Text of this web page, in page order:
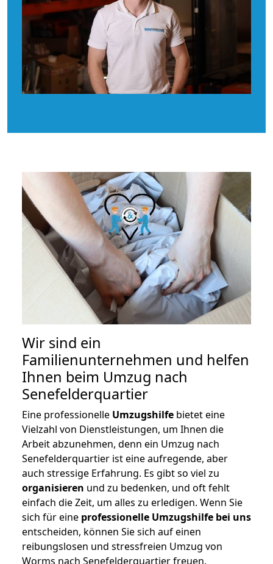
Wir sind ein
Familienunternehmen und helfen
Ihnen beim Umzug nach
Senefelderquartier
Eine professionelle Umzugshilfe bietet eine
Vielzahl von Dienstleistungen, um Ihnen die
Arbeit abzunehmen, denn ein Umzug nach
Senefelderquartier ist eine aufregende, aber
auch stressige Erfahrung. Es gibt so viel zu
organisieren und zu bedenken, und oft fehlt
einfach die Zeit, um alles zu erledigen. Wenn Sie
sich für eine professionelle Umzugshilfe bei uns
entscheiden, können Sie sich auf einen
reibungslosen und stressfreien Umzug von
Worms nach Senefelderquartier freuen.